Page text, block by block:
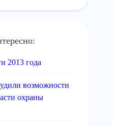
2013 года
возможности
охраны